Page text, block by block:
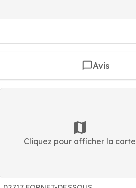
Avis
Cliquez pour afficher la carte